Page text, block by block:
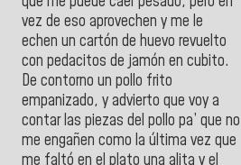
vez de eso aprovechen y me le
echen un cartón de huevo revuelto
con pedacitos de jamón en cubito.
De contorno un pollo frito
empanizado, y advierto que voy a
contar las piezas del pollo pa’ que no
me engañen como la última vez que
me faltó en el plato una alita y el